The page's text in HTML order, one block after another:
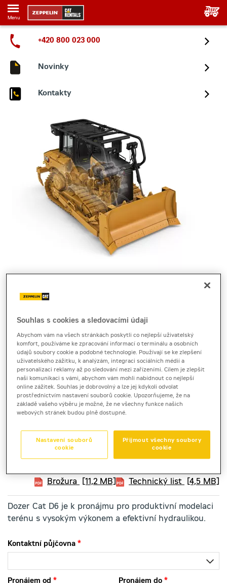
Menu
+420 800 023 000
Novinky
Kontakty
14 950 Kč bez DPH
18 089 Kč s DPH
23 a více dnů
13 430 Kč bez DPH
16 250 Kč s DPH
Kauce
na dotaz
pásový dozer
Cat D6
Brožura [11,2 MB] Technický list [4,5 MB]
Dozer Cat D6 je k pronájmu pro produktivní modelaci
terénu s vysokým výkonem a efektivní hydraulikou.
Kontaktní půjčovna
Pronájem od Pronájem do
Souhlas s cookies a sledovacími údaji
Abychom vám na všech stránkách poskytli co nejlepší uživatelský
komfort, používáme ke zpracování informací o terminálu a osobních
údajů soubory cookie a podobné technologie. Používají se ke zlepšení
uživatelského zážitku, k analýzám, integraci sociálních médií a
personalizaci reklamy až po sledování mezi zařízeními. Cílem je zlepšit
naši komunikaci s vámi, abychom vám mohli nabídnout co nejlepší
online zážitek. Souhlas je dobrovolný a lze jej kdykoli odvolat
prostřednictvím nastavení souborů cookie. Upozorňujeme, že na
základě vašeho výběru je možné, že ne všechny funkce našich
webových stránek budou plně dostupné.
Přijmout všechny soubory
cookie
Nastavení souborů
cookie